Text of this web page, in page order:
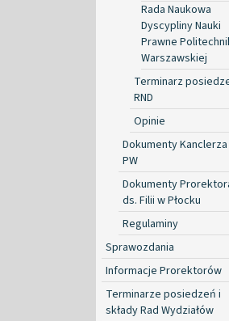
Rada Naukowa
Dyscypliny Nauki
Prawne
Warszawskiej
Terminarz
RND
Opinie
Dokumenty Kanclerza
PW
Dokumenty
ds. Filii w Płocku
Regulaminy
Sprawozdania
Informacje Prorektorów
Terminarze posiedzeń i
składy Rad Wydziałów